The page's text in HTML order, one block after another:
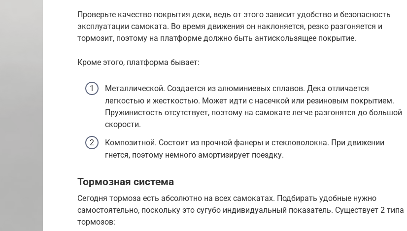
Проверьте качество покрытия деки, ведь от этого зависит удобство и безопасность
эксплуатации самоката. Во время движения он наклоняется, резко разгоняется и
тормозит, поэтому на платформе должно быть антискользящее покрытие.
Кроме этого, платформа бывает:
Металлической. Создается из алюминиевых сплавов. Дека отличается
легкостью и жесткостью. Может идти с насечкой или резиновым покрытием.
Пружинистость отсутствует, поэтому на самокате легче разгонятся до большой
скорости.
Композитной. Состоит из прочной фанеры и стекловолокна. При движении
гнется, поэтому немного амортизирует поездку.
Тормозная система
Сегодня тормоза есть абсолютно на всех самокатах. Подбирать удобные нужно
самостоятельно, поскольку это сугубо индивидуальный показатель. Существует 2 типа
тормозов: